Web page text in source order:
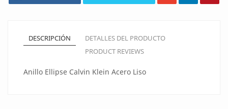
DESCRIPCIÓN
DETALLES DEL PRODUCTO
PRODUCT REVIEWS
Anillo Ellipse Calvin Klein Acero Liso